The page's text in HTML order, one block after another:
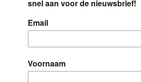
41309